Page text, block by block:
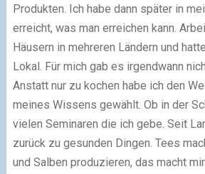
Produkten. Ich habe dann später in
erreicht, was man erreichen kann.
Häusern in mehreren Ländern und
Lokal. Für mich gab es irgendwann
Anstatt nur zu kochen habe ich den
meines Wissens gewählt. Ob in der
vielen Seminaren die ich gebe. Seit
zurück zu gesunden Dingen. Tees
und Salben produzieren, das macht